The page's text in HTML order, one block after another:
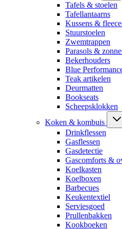
Tafels & stoelen
Tafellantaarns
Kussens &
Stuurstoelen
Zwemtrappen
Parasols &
Bekerhouders
Blue
Teak artikelen
Deurmatten
Bookseats
Scheepsklokken
Koken & kombuis
Drinkflessen
Gasflessen
Gasdetectie
Gascomforts &
Koelkasten
Koelboxen
Barbecues
Keukentextiel
Serviesgoed
Prullenbakken
Kookboeken